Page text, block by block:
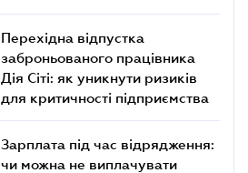
Перехідна відпустка
заброньованого працівника
Дія Сіті: як уникнути ризиків
для критичності підприємства
Зарплата під час відрядження:
чи можна не виплачувати